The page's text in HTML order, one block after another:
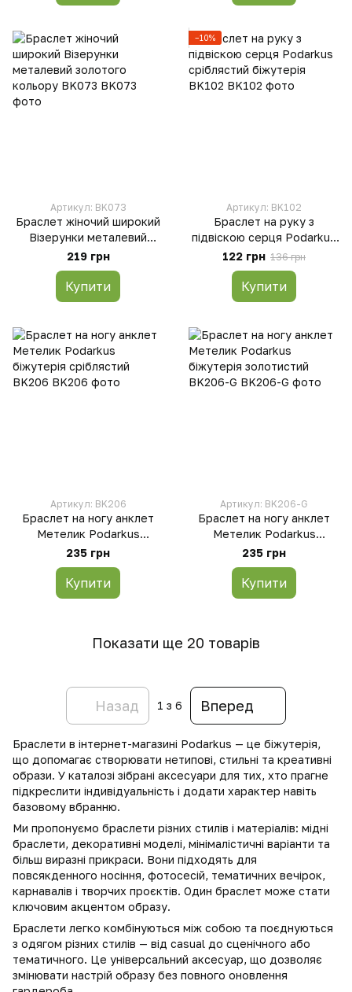
Артикул: BK073
Браслет жіночий широкий
Візерунки металевий
золотого кольору BK073
219 грн
Купити
−10%
Артикул: BK102
Браслет на руку з
підвіскою серця Podarkus
сріблястий біжутерія
BK102
122 грн 136 грн
Купити
Артикул: BK206
Браслет на ногу анклет
Метелик Podarkus
біжутерія сріблястий
BK206
235 грн
Купити
Артикул: BK206-G
Браслет на ногу анклет
Метелик Podarkus
біжутерія золотистий
BK206-G
235 грн
Купити
Показати ще 20 товарів
Назад 1 з 6 Вперед
Браслети в інтернет-магазині Podarkus — це біжутерія,
що допомагає створювати нетипові, стильні та креативні
образи. У каталозі зібрані аксесуари для тих, хто прагне
підкреслити індивідуальність і додати характер навіть
базовому вбранню.
Ми пропонуємо браслети різних стилів і матеріалів: мідні
браслети, декоративні моделі, мінімалістичні варіанти та
більш виразні прикраси. Вони підходять для
повсякденного носіння, фотосесій, тематичних вечірок,
карнавалів і творчих проєктів. Один браслет може стати
ключовим акцентом образу.
Браслети легко комбінуються між собою та поєднуються
з одягом різних стилів — від casual до сценічного або
тематичного. Це універсальний аксесуар, що дозволяє
змінювати настрій образу без повного оновлення